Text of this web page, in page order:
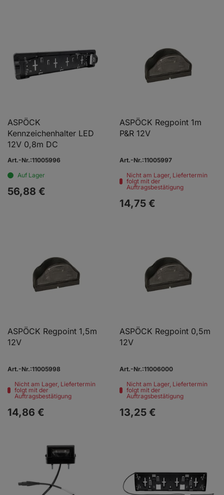
ASPÖCK
Kennzeichenhalter LED
12V 0,8m DC
Art.-Nr.:11005996
Auf Lager
56,88 €
ASPÖCK Regpoint 1m
P&R 12V
Art.-Nr.:11005997
Nicht am Lager, Liefertermin
folgt mit der
Auftragsbestätigung
14,75 €
ASPÖCK Regpoint 1,5m
12V
Art.-Nr.:11005998
Nicht am Lager, Liefertermin
folgt mit der
Auftragsbestätigung
14,86 €
ASPÖCK Regpoint 0,5m
12V
Art.-Nr.:11006000
Nicht am Lager, Liefertermin
folgt mit der
Auftragsbestätigung
13,25 €